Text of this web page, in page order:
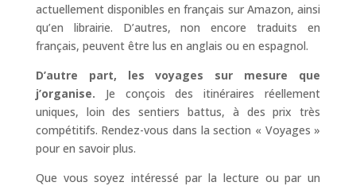
actuellement disponibles en français sur Amazon, ainsi
qu’en librairie. D’autres, non encore traduits en
français, peuvent être lus en anglais ou en espagnol.
D’autre part, les voyages sur mesure que
j’organise. Je conçois des itinéraires réellement
uniques, loin des sentiers battus, à des prix très
compétitifs. Rendez-vous dans la section « Voyages »
pour en savoir plus.
Que vous soyez intéressé par la lecture ou par un